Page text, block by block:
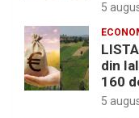
5
din
160
5